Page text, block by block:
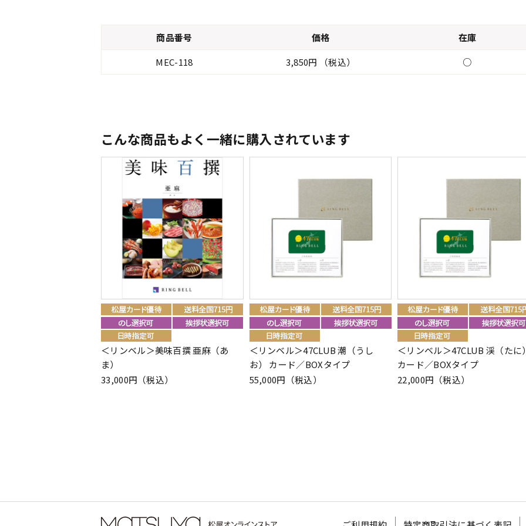
商品番号 価格
在庫
MEC-118
3,850円 （税込） ○
こんな商品もよく一緒に購入されています
＜リンベル＞美味百撰 亜麻（あ
ま）
33,000円（税込）
＜リンベル＞47CLUB 潮（うし
お） カード／BOXタイプ
55,000円（税込）
＜リンベル＞47CLUB 渓（たに
カード／BOXタイプ
22,000円（税込）